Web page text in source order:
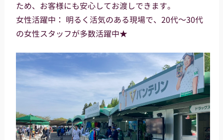
ため、お客様にも安心してお渡しできます。
女性活躍中： 明るく活気のある現場で、20代～30代
の女性スタッフが多数活躍中★